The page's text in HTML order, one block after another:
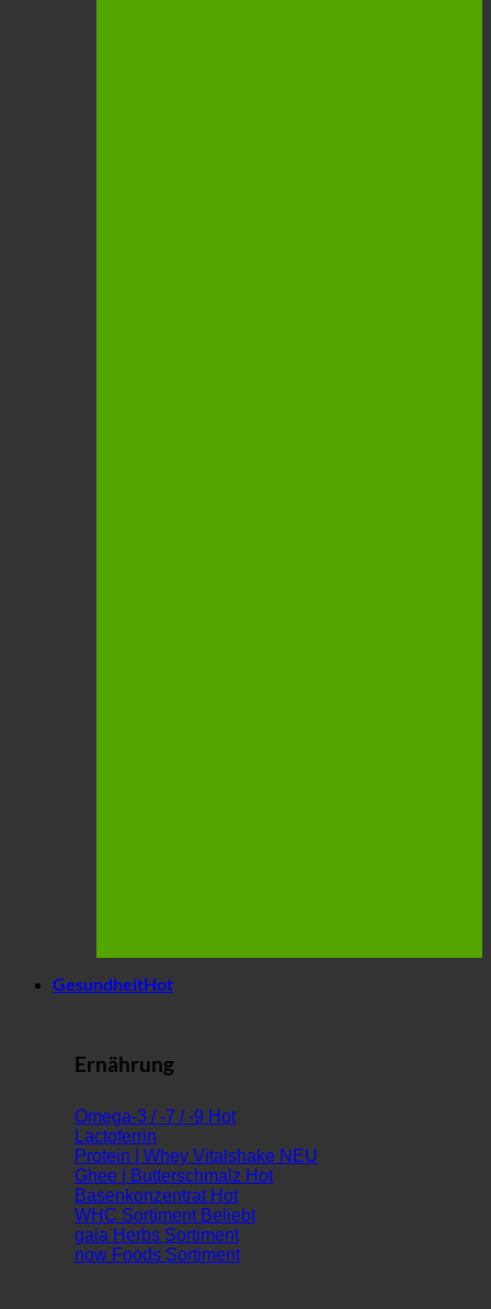
Gesundheit
Ernährung
Omega-3 / -7 / -9
Lactoferrin
Protein | Whey Vitalshake
Ghee | Butterschmalz
Basenkonzentrat
WHC Sortiment
gaia Herbs Sortiment
now Foods Sortiment